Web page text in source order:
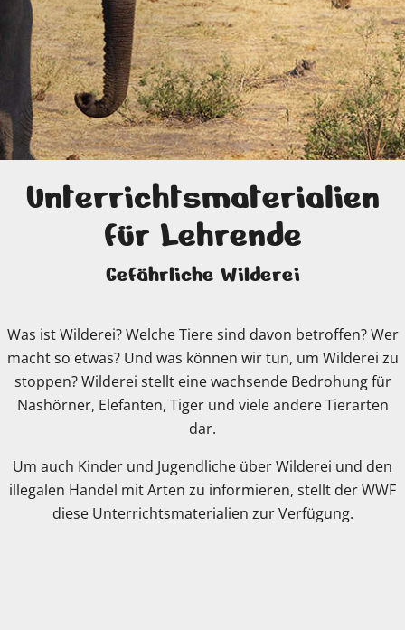
© WWF US / Danielle Brigida
Unterrichtsmaterialien
für Lehrende
Gefährliche Wilderei
Was ist Wilderei? Welche Tiere sind davon betroffen? Wer
macht so etwas? Und was können wir tun, um Wilderei zu
stoppen? Wilderei stellt eine wachsende Bedrohung für
Nashörner, Elefanten, Tiger und viele andere Tierarten
dar.
Um auch Kinder und Jugendliche über Wilderei und den
illegalen Handel mit Arten zu informieren, stellt der WWF
diese Unterrichtsmaterialien zur Verfügung.